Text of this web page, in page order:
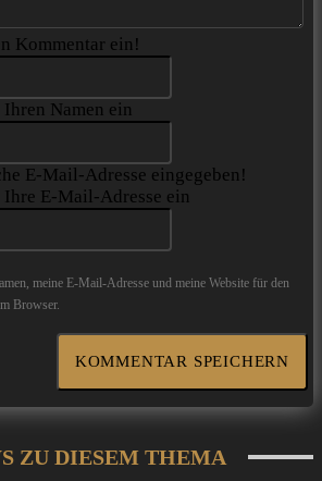
Kommentar ein!
Namen ein
E-Mail-Adresse eingegeben!
Ihre E-Mail-Adresse ein
meine E-Mail-Adresse und meine Website für den
Browser.
ZU DIESEM THEMA